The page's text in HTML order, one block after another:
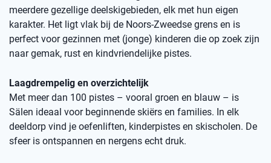
meerdere gezellige deelskigebieden, elk met hun eigen
karakter. Het ligt vlak bij de Noors-Zweedse grens en is
perfect voor gezinnen met (jonge) kinderen die op zoek zijn
naar gemak, rust en kindvriendelijke pistes.
Laagdrempelig en overzichtelijk
Met meer dan 100 pistes – vooral groen en blauw – is
Sälen ideaal voor beginnende skiërs en families. In elk
deeldorp vind je oefenliften, kinderpistes en skischolen. De
sfeer is ontspannen en nergens echt druk.